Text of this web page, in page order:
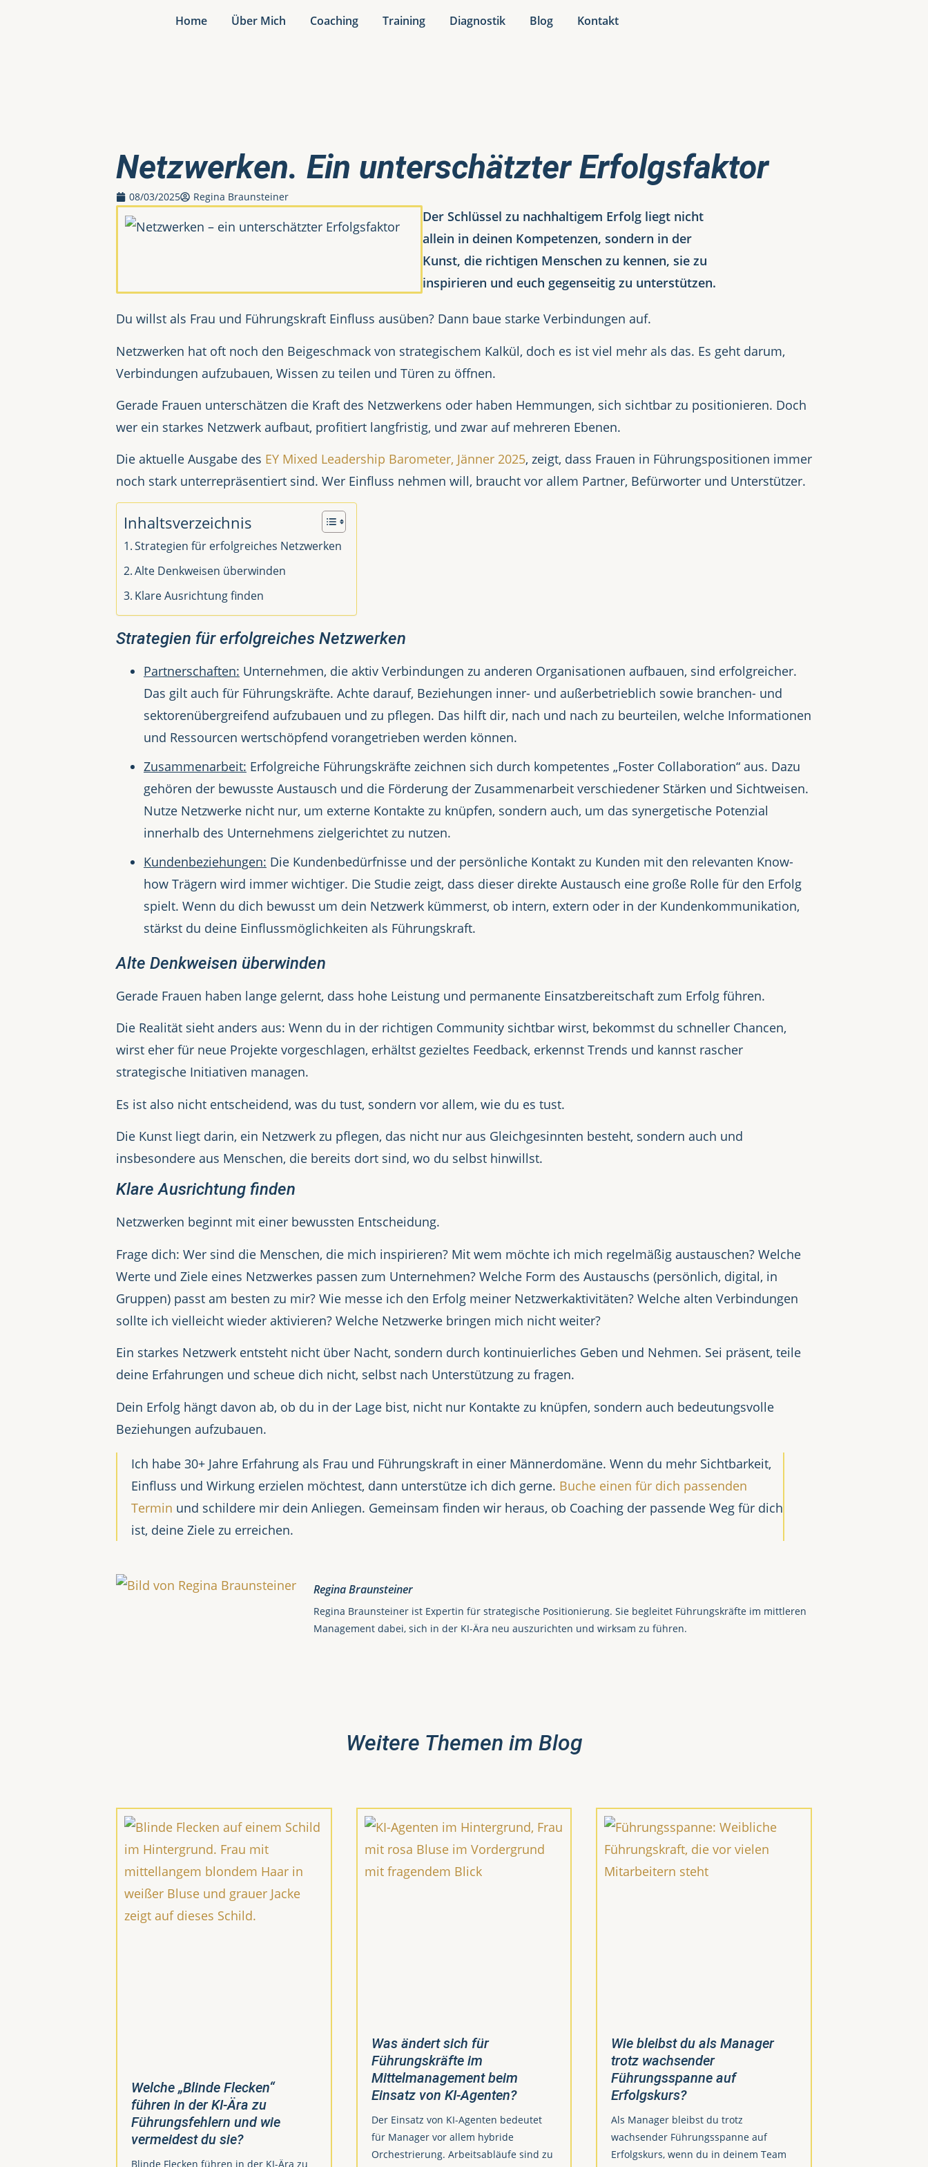
Home Über Mich Coaching Training Diagnostik Blog Kontakt
Netzwerken. Ein unterschätzter Erfolgsfaktor
08/03/2025 Regina Braunsteiner
Der Schlüssel zu nachhaltigem Erfolg liegt nicht
allein in deinen Kompetenzen, sondern in der
Kunst, die richtigen Menschen zu kennen, sie zu
inspirieren und euch gegenseitig zu unterstützen.
Du willst als Frau und Führungskraft Einfluss ausüben? Dann baue starke Verbindungen auf.
Netzwerken hat oft noch den Beigeschmack von strategischem Kalkül, doch es ist viel mehr als das. Es geht darum,
Verbindungen aufzubauen, Wissen zu teilen und Türen zu öffnen.
Gerade Frauen unterschätzen die Kraft des Netzwerkens oder haben Hemmungen, sich sichtbar zu positionieren. Doch
wer ein starkes Netzwerk aufbaut, profitiert langfristig, und zwar auf mehreren Ebenen.
Die aktuelle Ausgabe des EY Mixed Leadership Barometer, Jänner 2025, zeigt, dass Frauen in Führungspositionen immer
noch stark unterrepräsentiert sind. Wer Einfluss nehmen will, braucht vor allem Partner, Befürworter und Unterstützer.
Inhaltsverzeichnis
Strategien für erfolgreiches Netzwerken
Alte Denkweisen überwinden
Klare Ausrichtung finden
Strategien für erfolgreiches Netzwerken
Partnerschaften: Unternehmen, die aktiv Verbindungen zu anderen Organisationen aufbauen, sind erfolgreicher.
Das gilt auch für Führungskräfte. Achte darauf, Beziehungen inner- und außerbetrieblich sowie branchen- und
sektorenübergreifend aufzubauen und zu pflegen. Das hilft dir, nach und nach zu beurteilen, welche Informationen
und Ressourcen wertschöpfend vorangetrieben werden können.
Zusammenarbeit: Erfolgreiche Führungskräfte zeichnen sich durch kompetentes „Foster Collaboration“ aus. Dazu
gehören der bewusste Austausch und die Förderung der Zusammenarbeit verschiedener Stärken und Sichtweisen.
Nutze Netzwerke nicht nur, um externe Kontakte zu knüpfen, sondern auch, um das synergetische Potenzial
innerhalb des Unternehmens zielgerichtet zu nutzen.
Kundenbeziehungen: Die Kundenbedürfnisse und der persönliche Kontakt zu Kunden mit den relevanten Know-
how Trägern wird immer wichtiger. Die Studie zeigt, dass dieser direkte Austausch eine große Rolle für den Erfolg
spielt. Wenn du dich bewusst um dein Netzwerk kümmerst, ob intern, extern oder in der Kundenkommunikation,
stärkst du deine Einflussmöglichkeiten als Führungskraft.
Alte Denkweisen überwinden
Gerade Frauen haben lange gelernt, dass hohe Leistung und permanente Einsatzbereitschaft zum Erfolg führen.
Die Realität sieht anders aus: Wenn du in der richtigen Community sichtbar wirst, bekommst du schneller Chancen,
wirst eher für neue Projekte vorgeschlagen, erhältst gezieltes Feedback, erkennst Trends und kannst rascher
strategische Initiativen managen.
Es ist also nicht entscheidend, was du tust, sondern vor allem, wie du es tust.
Die Kunst liegt darin, ein Netzwerk zu pflegen, das nicht nur aus Gleichgesinnten besteht, sondern auch und
insbesondere aus Menschen, die bereits dort sind, wo du selbst hinwillst.
Klare Ausrichtung finden
Netzwerken beginnt mit einer bewussten Entscheidung.
Frage dich: Wer sind die Menschen, die mich inspirieren? Mit wem möchte ich mich regelmäßig austauschen? Welche
Werte und Ziele eines Netzwerkes passen zum Unternehmen? Welche Form des Austauschs (persönlich, digital, in
Gruppen) passt am besten zu mir? Wie messe ich den Erfolg meiner Netzwerkaktivitäten? Welche alten Verbindungen
sollte ich vielleicht wieder aktivieren? Welche Netzwerke bringen mich nicht weiter?
Ein starkes Netzwerk entsteht nicht über Nacht, sondern durch kontinuierliches Geben und Nehmen. Sei präsent, teile
deine Erfahrungen und scheue dich nicht, selbst nach Unterstützung zu fragen.
Dein Erfolg hängt davon ab, ob du in der Lage bist, nicht nur Kontakte zu knüpfen, sondern auch bedeutungsvolle
Beziehungen aufzubauen.
Ich habe 30+ Jahre Erfahrung als Frau und Führungskraft in einer Männerdomäne. Wenn du mehr Sichtbarkeit,
Einfluss und Wirkung erzielen möchtest, dann unterstütze ich dich gerne. Buche einen für dich passenden
Termin und schildere mir dein Anliegen. Gemeinsam finden wir heraus, ob Coaching der passende Weg für dich
ist, deine Ziele zu erreichen.
Regina Braunsteiner
Regina Braunsteiner ist Expertin für strategische Positionierung. Sie begleitet Führungskräfte im mittleren
Management dabei, sich in der KI-Ära neu auszurichten und wirksam zu führen.
Weitere Themen im Blog
Welche „Blinde Flecken“
führen in der KI-Ära zu
Führungsfehlern und wie
vermeidest du sie?
Blinde Flecken führen in der KI-Ära zu
Was ändert sich für
Führungskräfte im
Mittelmanagement beim
Einsatz von KI-Agenten?
Der Einsatz von KI-Agenten bedeutet
für Manager vor allem hybride
Orchestrierung. Arbeitsabläufe sind zu
Wie bleibst du als Manager
trotz wachsender
Führungsspanne auf
Erfolgskurs?
Als Manager bleibst du trotz
wachsender Führungsspanne auf
Erfolgskurs, wenn du in deinem Team